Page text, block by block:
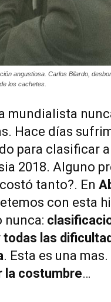
angustiosa. Carlos Bilardo,
los cachetes.
mundialista
Hace días
para clasificar a
2018. Alguno
tanto?. En
con esta
nunca:
todas las
. Esta es una mas.
la costumbre…